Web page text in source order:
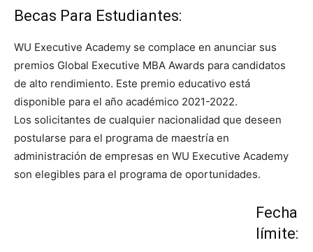
Becas Para Estudiantes:
WU Executive Academy se complace en anunciar sus
premios Global Executive MBA Awards para candidatos
de alto rendimiento. Este premio educativo está
disponible para el año académico 2021-2022.
Los solicitantes de cualquier nacionalidad que deseen
postularse para el programa de maestría en
administración de empresas en WU Executive Academy
son elegibles para el programa de oportunidades.
Fecha
límite: